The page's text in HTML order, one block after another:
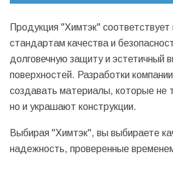
Продукция "Химтэк" соответствует
стандартам качества и
долговечную защиту и эстетичный
поверхностей. Разработки
создавать материалы, которые не
но и украшают конструкции.
Выбирая "Химтэк", вы выбираете
надежность, проверенные